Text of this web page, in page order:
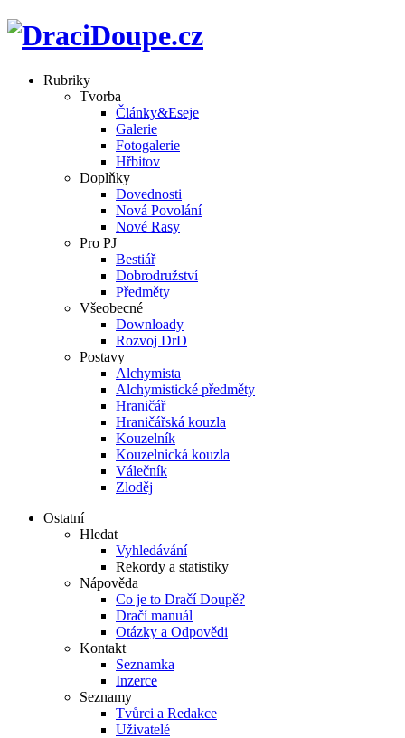
Rubriky
Tvorba
Články&Eseje
Galerie
Fotogalerie
Hřbitov
Doplňky
Dovednosti
Nová Povolání
Nové Rasy
Pro PJ
Bestiář
Dobrodružství
Předměty
Všeobecné
Downloady
Rozvoj DrD
Postavy
Alchymista
Alchymistické předměty
Hraničář
Hraničářská kouzla
Kouzelník
Kouzelnická kouzla
Válečník
Zloděj
Ostatní
Hledat
Vyhledávání
Rekordy a statistiky
Nápověda
Co je to Dračí Doupě?
Dračí manuál
Otázky a Odpovědi
Kontakt
Seznamka
Inzerce
Seznamy
Tvůrci a Redakce
Uživatelé